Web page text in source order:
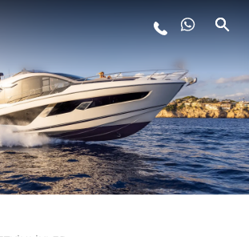
YAŞAM ŞEKLİ
YENILIK
ŞİRKET